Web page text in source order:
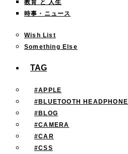
教育 と 人生
時事・ニュース
Wish List
Something Else
TAG
#APPLE
#BLUETOOTH HEADPHONE
#BLOG
#CAMERA
#CAR
#CSS